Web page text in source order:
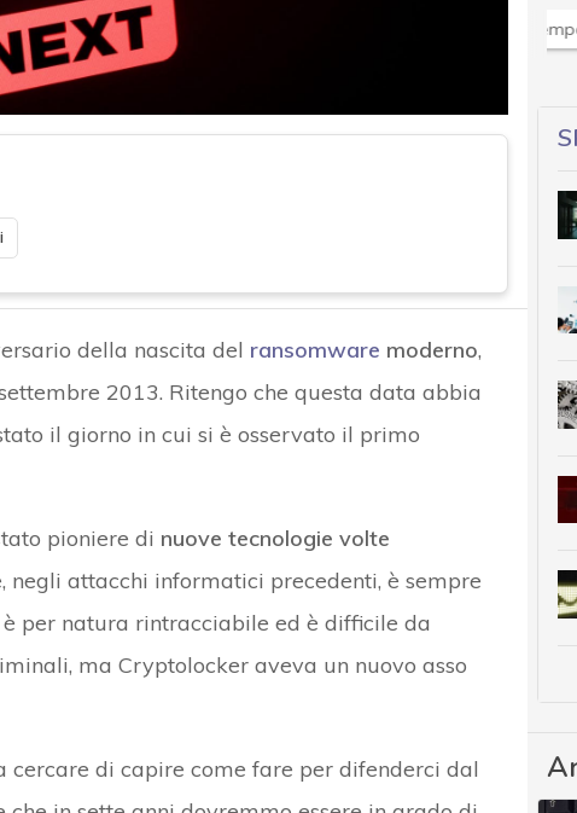
della nascita del ransomware moderno,
2013. Ritengo che questa data abbia
il giorno in cui si è osservato il primo
pioniere di nuove tecnologie volte
negli attacchi informatici precedenti, è sempre
per natura rintracciabile ed è difficile da
ma Cryptolocker aveva un nuovo asso
cercare di capire come fare per difenderci dal
Attacchi hacker e Malware: le ultime news in